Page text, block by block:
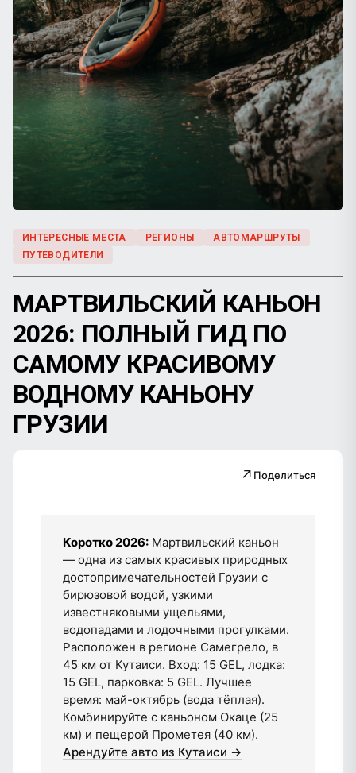
ИНТЕРЕСНЫЕ МЕСТА РЕГИОНЫ
АВТОМАРШРУТЫ
ПУТЕВОДИТЕЛИ
МАРТВИЛЬСКИЙ КАНЬОН
2026: ПОЛНЫЙ ГИД ПО
САМОМУ КРАСИВОМУ
ВОДНОМУ КАНЬОНУ
ГРУЗИИ
↗ Поделиться
Коротко 2026: Мартвильский каньон
— одна из самых красивых природных
достопримечательностей Грузии с
бирюзовой водой, узкими
известняковыми ущельями,
водопадами и лодочными прогулками.
Расположен в регионе Самегрело, в
45 км от Кутаиси. Вход: 15 GEL, лодка:
15 GEL, парковка: 5 GEL. Лучшее
время: май-октябрь (вода тёплая).
Комбинируйте с каньоном Окаце (25
км) и пещерой Прометея (40 км).
Арендуйте авто из Кутаиси →